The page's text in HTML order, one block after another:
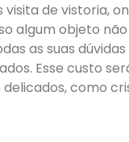
de vistoria,
algum objeto
as suas dúvidas
Esse custo
como